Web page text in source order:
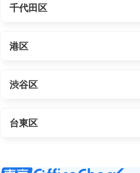
千代田区
港区
渋谷区
台東区